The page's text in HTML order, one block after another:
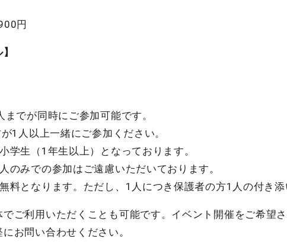
円
でが同時にご参加可能です。
1人以上一緒にご参加ください。
学生（1年生以上）となっております。
のみでの参加はご遠慮いただいております。
料となります。ただし、1人につき保護者の方1人の付き添
ご利用いただくことも可能です。イベント開催をご希望
お問い合わせください。